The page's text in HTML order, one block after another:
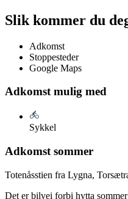
Slik kommer du
Adkomst
Stoppesteder
Google Maps
Adkomst mulig med
Sykkel
Adkomst sommer
Totenåsstien fra Lygna,
Det er bilvei forbi hytta